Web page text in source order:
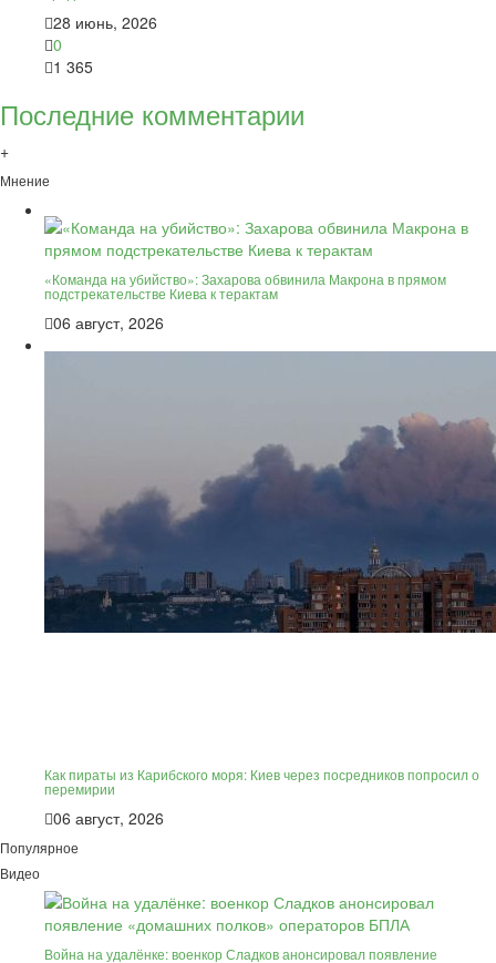
28 июнь, 2026
0
1 365
Последние комментарии
+
Мнение
«Команда на убийство»: Захарова обвинила Макрона в прямом
подстрекательстве Киева к терактам
06 август, 2026
Как пираты из Карибского моря: Киев через посредников попросил о
перемирии
06 август, 2026
Популярное
Видео
Война на удалёнке: военкор Сладков анонсировал появление